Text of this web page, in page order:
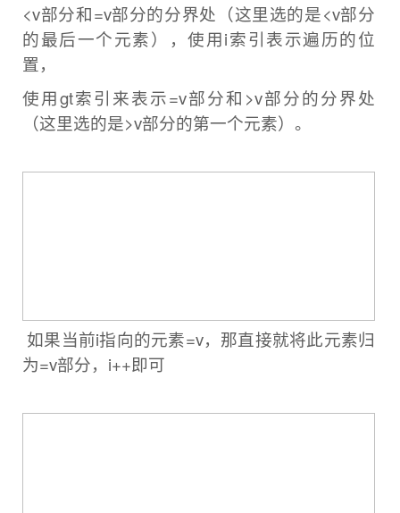
<v部分和=v部分的分界处（这里选的是<v部分
的最后一个元素），使用i索引表示遍历的位
置，
使用gt索引来表示=v部分和>v部分的分界处
（这里选的是>v部分的第一个元素）。
如果当前i指向的元素=v，那直接就将此元素归
为=v部分，i++即可